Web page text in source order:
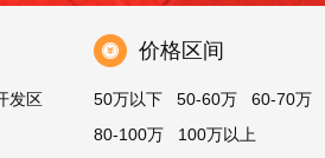
发区
价格区间
50万以下 50-60万 60-70万
80-100万
100万以上